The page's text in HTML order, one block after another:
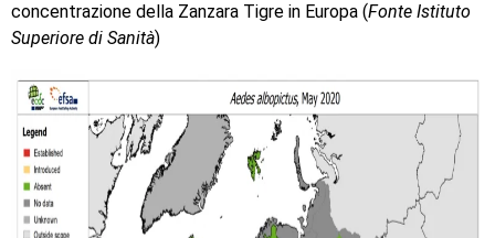
concentrazione della Zanzara Tigre in Europa (Fonte Istituto
Superiore di Sanità)